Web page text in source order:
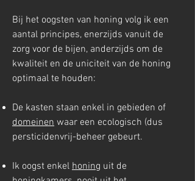
Bij het oogsten van honing volg ik een
aantal principes, enerzijds vanuit de
zorg voor de bijen, anderzijds om de
kwaliteit en de uniciteit van de honing
optimaal te houden:
De kasten staan enkel in gebieden of
domeinen waar een ecologisch (dus
persticidenvrij-beheer gebeurt.
Ik oogst enkel honing uit de